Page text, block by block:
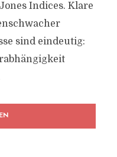
Indices. Klare
sind eindeutig: